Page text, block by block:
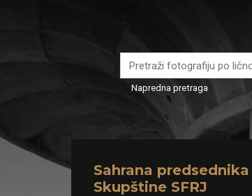
Napredna pretraga
Sahrana
Skupštine SFRJ